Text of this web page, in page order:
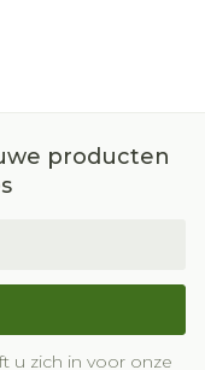
producten
u zich in voor onze